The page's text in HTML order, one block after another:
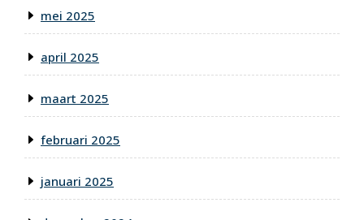
mei 2025
april 2025
maart 2025
februari 2025
januari 2025